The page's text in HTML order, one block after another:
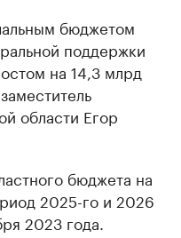
бюджетом
поддержки
на 14,3 млрд
области Егор
бюджета на
2025-го и 2026
2023 года.